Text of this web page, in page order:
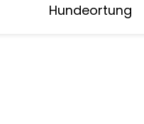
Hundeortung